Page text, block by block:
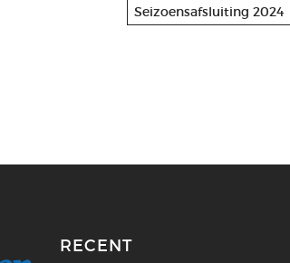
Seizoensafsluiting 2024
RECENT